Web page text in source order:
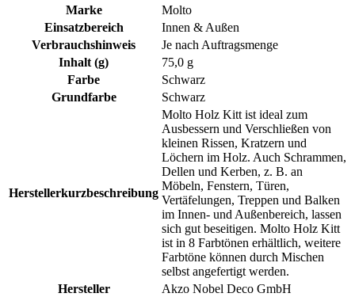
Marke
Molto
Einsatzbereich
Innen & Außen
Verbrauchshinweis
Je nach Auftragsmenge
Inhalt (g)
75,0 g
Farbe
Schwarz
Grundfarbe
Schwarz
Herstellerkurzbeschreibung
Molto Holz Kitt ist ideal zum
Ausbessern und Verschließen von
kleinen Rissen, Kratzern und
Löchern im Holz. Auch Schrammen,
Dellen und Kerben, z. B. an
Möbeln, Fenstern, Türen,
Vertäfelungen, Treppen und Balken
im Innen- und Außenbereich, lassen
sich gut beseitigen. Molto Holz Kitt
ist in 8 Farbtönen erhältlich, weitere
Farbtöne können durch Mischen
selbst angefertigt werden.
Hersteller
Akzo Nobel Deco GmbH